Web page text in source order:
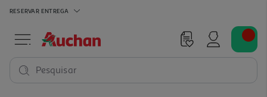
RESERVAR ENTREGA
Pesquisar